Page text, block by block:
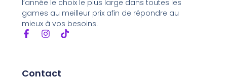
l’année le choix le plus large dans toutes les
games au meilleur prix afin de répondre au
mieux à vos besoins.
Contact